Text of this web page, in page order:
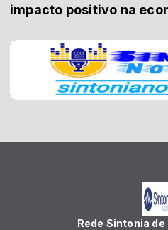
impacto positivo na
Rede Sintonia